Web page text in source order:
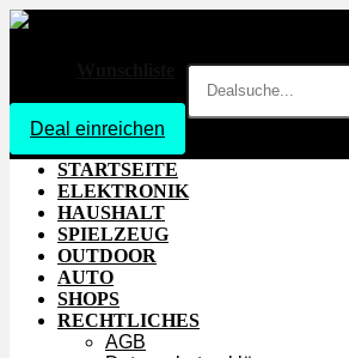
Deal einreichen
STARTSEITE
ELEKTRONIK
HAUSHALT
SPIELZEUG
OUTDOOR
AUTO
SHOPS
RECHTLICHES
AGB